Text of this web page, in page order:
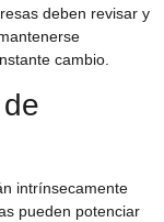
deben revisar y
cambio.
intrínsecamente
pueden potenciar